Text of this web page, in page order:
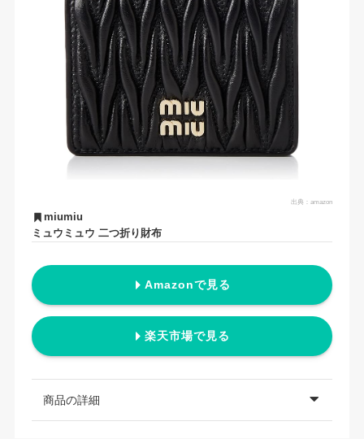
出典：amazon
miumiu
ミュウミュウ 二つ折り財布
Amazonで見る
楽天市場で見る
商品の詳細